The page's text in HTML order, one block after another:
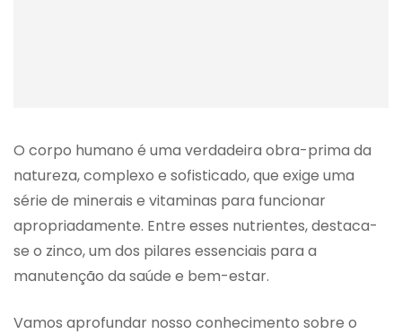
O corpo humano é uma verdadeira obra-prima da
natureza, complexo e sofisticado, que exige uma
série de minerais e vitaminas para funcionar
apropriadamente. Entre esses nutrientes, destaca-
se o zinco, um dos pilares essenciais para a
manutenção da saúde e bem-estar.
Vamos aprofundar nosso conhecimento sobre o